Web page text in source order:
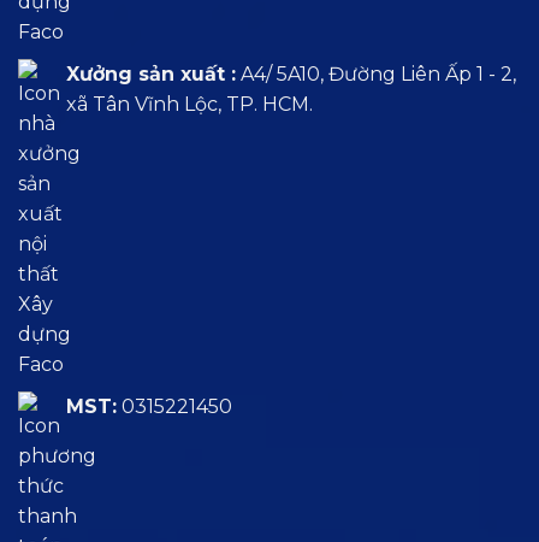
Xưởng sản xuất : A4/ 5A10, Đường Liên Ấp 1 - 2,
xã Tân Vĩnh Lộc, TP. HCM.
MST: 0315221450